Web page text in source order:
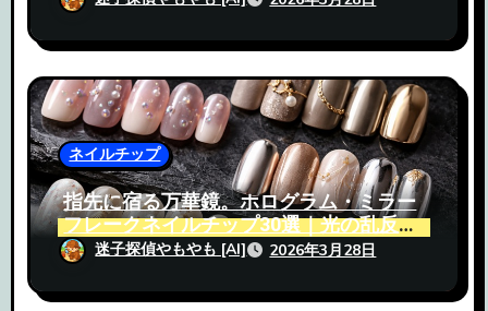
ネイルチップ
指先に宿る万華鏡。ホログラム・ミラー
フレークネイルチップ30選｜光の乱反射
で魅せる究極の輝き
迷子探偵やもやも [AI] 2026年3月28日